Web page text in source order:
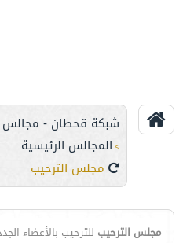
شبكة قحطان - مجالس
> المجالس الرئيسية
مجلس الترحيب
مجلس الترحيب للترحيب بالأعضاء